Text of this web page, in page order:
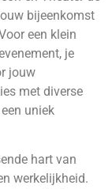
bijeenkomst
een klein
je
jouw
met diverse
uniek
hart van
werkelijkheid.